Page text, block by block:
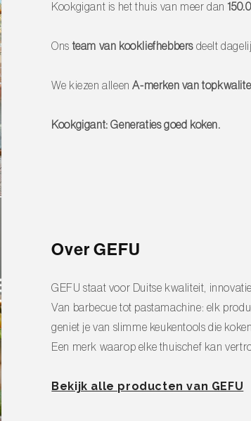
uitlekken van dumplings of het
serveren van vloeistoffen. Na gebruik
Schuimspaan en ervaar dagelijks
Kookgigant is het thuis van meer dan
Ons team van kookliefhebbers deelt
We kiezen alleenA-merken van
Kookgigant: Generaties goed koken.
Over GEFU
GEFU staat voor Duitse kwaliteit,
Van barbecue tot pastamachine: elk
geniet je van slimme keukentools die
Een merk waarop elke thuischef kan
Bekijk alle producten van GEFU